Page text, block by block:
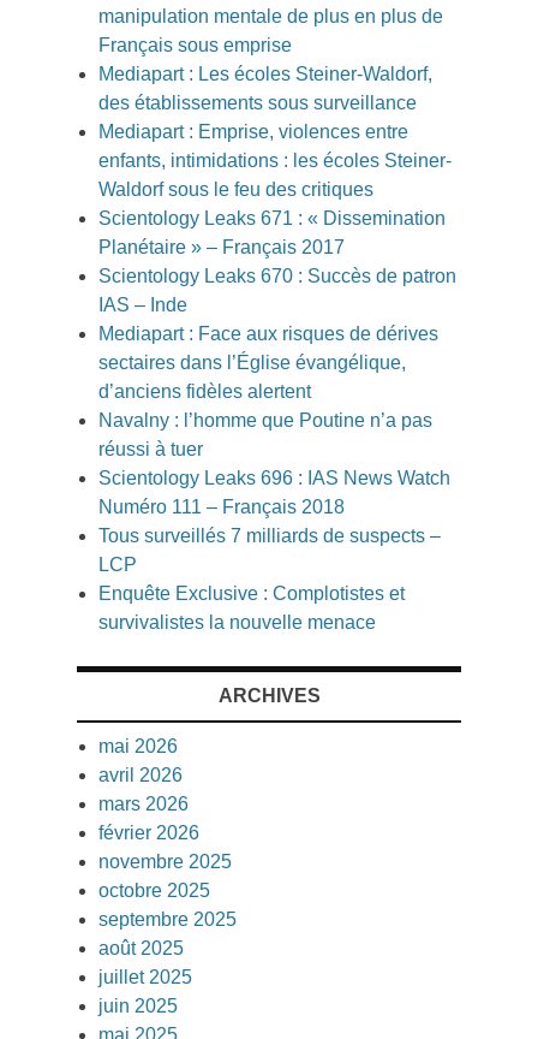
manipulation mentale de plus en plus de
Français sous emprise
Mediapart : Les écoles Steiner-Waldorf,
des établissements sous surveillance
Mediapart : Emprise, violences entre
enfants, intimidations : les écoles Steiner-
Waldorf sous le feu des critiques
Scientology Leaks 671 : « Dissemination
Planétaire » – Français 2017
Scientology Leaks 670 : Succès de patron
IAS – Inde
Mediapart : Face aux risques de dérives
sectaires dans l’Église évangélique,
d’anciens fidèles alertent
Navalny : l’homme que Poutine n’a pas
réussi à tuer
Scientology Leaks 696 : IAS News Watch
Numéro 111 – Français 2018
Tous surveillés 7 milliards de suspects –
LCP
Enquête Exclusive : Complotistes et
survivalistes la nouvelle menace
ARCHIVES
mai 2026
avril 2026
mars 2026
février 2026
novembre 2025
octobre 2025
septembre 2025
août 2025
juillet 2025
juin 2025
mai 2025